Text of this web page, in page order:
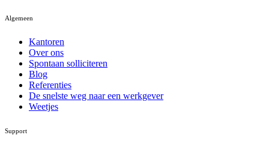
Algemeen
Kantoren
Over ons
Spontaan solliciteren
Blog
Referenties
De snelste weg naar een werkgever
Weetjes
Support